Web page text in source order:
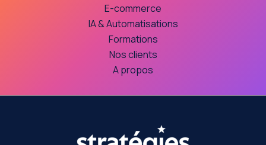
E-commerce
IA & Automatisations
Formations
Nos clients
A propos